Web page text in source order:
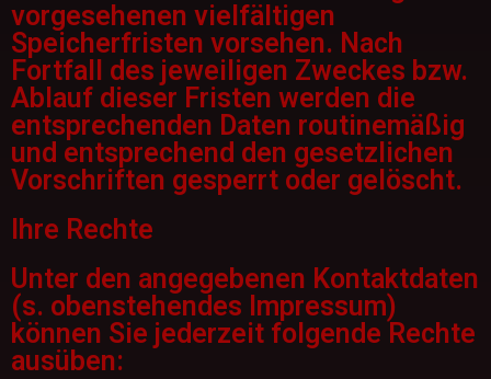
vorgesehenen vielfältigen
Speicherfristen vorsehen. Nach
Fortfall des jeweiligen Zweckes bzw.
Ablauf dieser Fristen werden die
entsprechenden Daten routinemäßig
und entsprechend den gesetzlichen
Vorschriften gesperrt oder gelöscht.
Ihre Rechte
Unter den angegebenen Kontaktdaten
(s. obenstehendes Impressum)
können Sie jederzeit folgende Rechte
ausüben: